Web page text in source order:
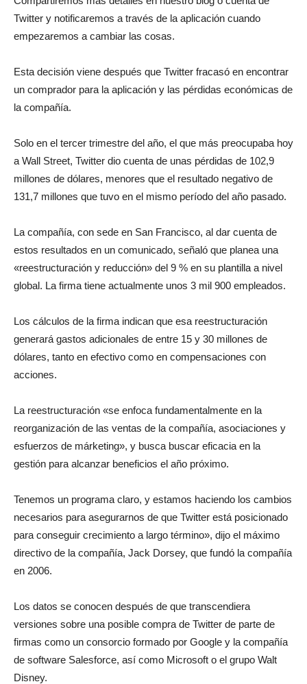
Twitter y notificaremos a través de la aplicación cuando
empezaremos a cambiar las cosas.
Esta decisión viene después que Twitter fracasó en encontrar
un comprador para la aplicación y las pérdidas económicas de
la compañía.
Solo en el tercer trimestre del año, el que más preocupaba hoy
a Wall Street, Twitter dio cuenta de unas pérdidas de 102,9
millones de dólares, menores que el resultado negativo de
131,7 millones que tuvo en el mismo período del año pasado.
La compañía, con sede en San Francisco, al dar cuenta de
estos resultados en un comunicado, señaló que planea una
«reestructuración y reducción» del 9 % en su plantilla a nivel
global. La firma tiene actualmente unos 3 mil 900 empleados.
Los cálculos de la firma indican que esa reestructuración
generará gastos adicionales de entre 15 y 30 millones de
dólares, tanto en efectivo como en compensaciones con
acciones.
La reestructuración «se enfoca fundamentalmente en la
reorganización de las ventas de la compañía, asociaciones y
esfuerzos de márketing», y busca buscar eficacia en la
gestión para alcanzar beneficios el año próximo.
Tenemos un programa claro, y estamos haciendo los cambios
necesarios para asegurarnos de que Twitter está posicionado
para conseguir crecimiento a largo término», dijo el máximo
directivo de la compañía, Jack Dorsey, que fundó la compañía
en 2006.
Los datos se conocen después de que transcendiera
versiones sobre una posible compra de Twitter de parte de
firmas como un consorcio formado por Google y la compañía
de software Salesforce, así como Microsoft o el grupo Walt
Disney.